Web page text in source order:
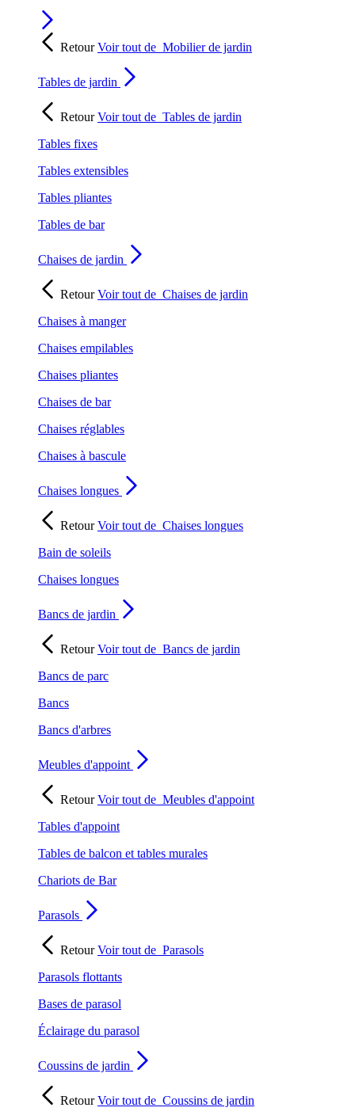
RetourVoir tout de Mobilier de jardin
Tables de jardin
RetourVoir tout de Tables de jardin
Tables fixes
Tables extensibles
Tables pliantes
Tables de bar
Chaises de jardin
RetourVoir tout de Chaises de jardin
Chaises à manger
Chaises empilables
Chaises pliantes
Chaises de bar
Chaises réglables
Chaises à bascule
Chaises longues
RetourVoir tout de Chaises longues
Bain de soleils
Chaises longues
Bancs de jardin
RetourVoir tout de Bancs de jardin
Bancs de parc
Bancs
Bancs d'arbres
Meubles d'appoint
RetourVoir tout de Meubles d'appoint
Tables d'appoint
Tables de balcon et tables murales
Chariots de Bar
Parasols
RetourVoir tout de Parasols
Parasols flottants
Bases de parasol
Éclairage du parasol
Coussins de jardin
RetourVoir tout de Coussins de jardin